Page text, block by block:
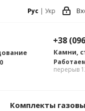
Рус | Укр
+38
Камни,
перерыв
Комплекты